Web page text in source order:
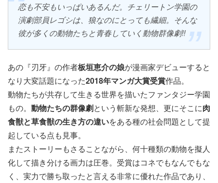
恋も不安もいっぱいあるんだ。チェリートン学園の
演劇部員レゴシは、狼なのにとっても繊細。そんな
彼が多くの動物たちと青春していく動物群像劇!!
あの『刃牙』の作者板垣恵介の娘が漫画家デビューすると
なり大変話題になった2018年マンガ大賞受賞作品。
動物たちが共存して生きる世界を描いたファンタジー学園
もの。 動物たちの群像劇という斬新な発想、更にそこに肉
食獣と草食獣の生き方の違いをある種の社会問題として提
起している点も見事。
またストーリーもさることながら、何十種類の動物を擬人
化して描き分ける画力は圧巻。受賞はコネでもなんでもな
く、実力で勝ち取ったと言える非常に優れた作品であり、